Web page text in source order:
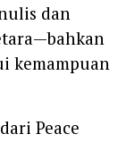
dan
kemampuan
Peace